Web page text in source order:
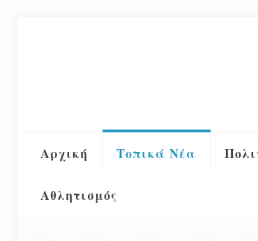
Αρχική Τοπικά Νέα
Αθλητισμός